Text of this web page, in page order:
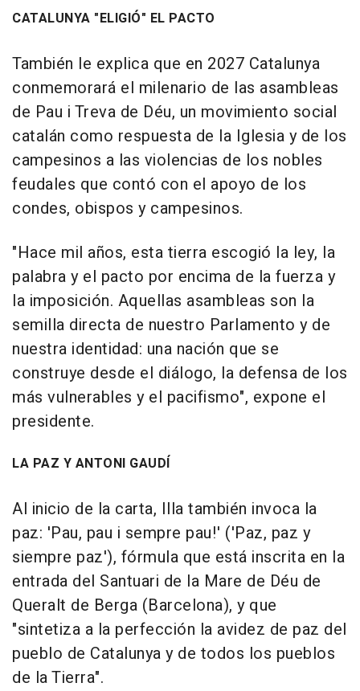
CATALUNYA "ELIGIÓ" EL PACTO
También le explica que en 2027 Catalunya
conmemorará el milenario de las asambleas
de Pau i Treva de Déu, un movimiento social
catalán como respuesta de la Iglesia y de los
campesinos a las violencias de los nobles
feudales que contó con el apoyo de los
condes, obispos y campesinos.
"Hace mil años, esta tierra escogió la ley, la
palabra y el pacto por encima de la fuerza y
la imposición. Aquellas asambleas son la
semilla directa de nuestro Parlamento y de
nuestra identidad: una nación que se
construye desde el diálogo, la defensa de los
más vulnerables y el pacifismo", expone el
presidente.
LA PAZ Y ANTONI GAUDÍ
Al inicio de la carta, Illa también invoca la
paz: 'Pau, pau i sempre pau!' ('Paz, paz y
siempre paz'), fórmula que está inscrita en la
entrada del Santuari de la Mare de Déu de
Queralt de Berga (Barcelona), y que
"sintetiza a la perfección la avidez de paz del
pueblo de Catalunya y de todos los pueblos
de la Tierra".